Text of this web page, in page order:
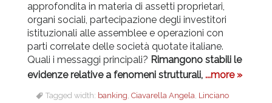
approfondita in materia di assetti proprietari,
organi sociali, partecipazione degli investitori
istituzionali alle assemblee e operazioni con
parti correlate delle società quotate italiane.
Quali i messaggi principali? Rimangono stabili le
evidenze relative a fenomeni strutturali, ...more »
Tagged width: banking, Ciavarella Angela, Linciano